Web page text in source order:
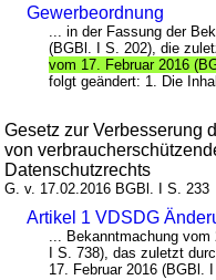
Gewerbeordnung
... in der Fassung der
(BGBl. I S. 202), die
vom 17. Februar 2016
folgt geändert: 1. Die
Gesetz zur Verbesserung
von
Datenschutzrechts
G. v. 17.02.2016 BGBl. I S. 233
Artikel 1 VDSDG
... Bekanntmachung
I S. 738), das zuletzt
17. Februar 2016 (BGBl.